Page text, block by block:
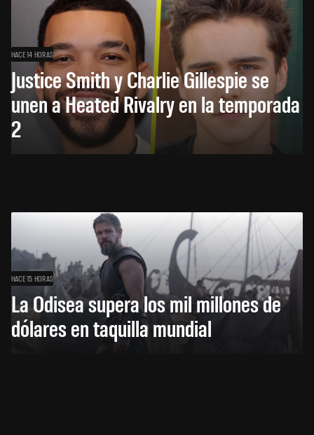
HACE 14 HORAS
Justice Smith y Charlie Gillespie se
unen a Heated Rivalry en la temporada
2
HACE 15 HORAS
La Odisea supera los mil millones de
dólares en taquilla mundial